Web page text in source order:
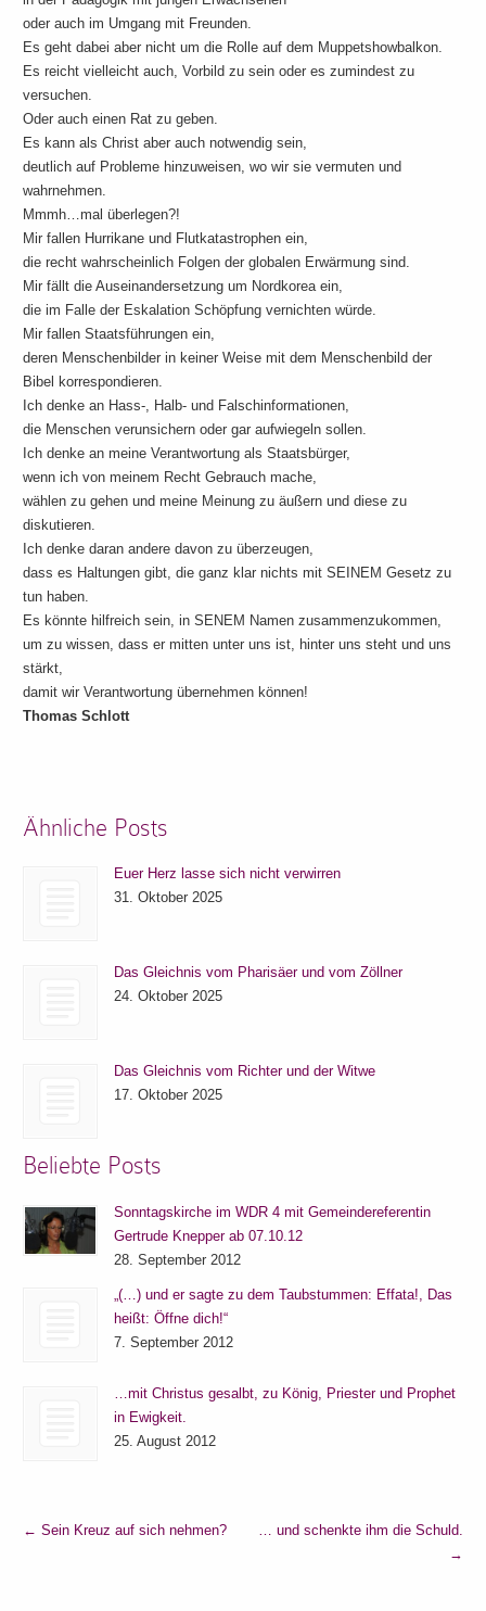
oder auch im Umgang mit Freunden.
Es geht dabei aber nicht um die Rolle auf dem Muppetshowbalkon.
Es reicht vielleicht auch, Vorbild zu sein oder es zumindest zu
versuchen.
Oder auch einen Rat zu geben.
Es kann als Christ aber auch notwendig sein,
deutlich auf Probleme hinzuweisen, wo wir sie vermuten und
wahrnehmen.
Mmmh…mal überlegen?!
Mir fallen Hurrikane und Flutkatastrophen ein,
die recht wahrscheinlich Folgen der globalen Erwärmung sind.
Mir fällt die Auseinandersetzung um Nordkorea ein,
die im Falle der Eskalation Schöpfung vernichten würde.
Mir fallen Staatsführungen ein,
deren Menschenbilder in keiner Weise mit dem Menschenbild der
Bibel korrespondieren.
Ich denke an Hass-, Halb- und Falschinformationen,
die Menschen verunsichern oder gar aufwiegeln sollen.
Ich denke an meine Verantwortung als Staatsbürger,
wenn ich von meinem Recht Gebrauch mache,
wählen zu gehen und meine Meinung zu äußern und diese zu
diskutieren.
Ich denke daran andere davon zu überzeugen,
dass es Haltungen gibt, die ganz klar nichts mit SEINEM Gesetz zu
tun haben.
Es könnte hilfreich sein, in SENEM Namen zusammenzukommen,
um zu wissen, dass er mitten unter uns ist, hinter uns steht und uns
stärkt,
damit wir Verantwortung übernehmen können!
Thomas Schlott
Ähnliche Posts
Euer Herz lasse sich nicht verwirren
31. Oktober 2025
Das Gleichnis vom Pharisäer und vom Zöllner
24. Oktober 2025
Das Gleichnis vom Richter und der Witwe
17. Oktober 2025
Beliebte Posts
Sonntagskirche im WDR 4 mit Gemeindereferentin
Gertrude Knepper ab 07.10.12
28. September 2012
„(…) und er sagte zu dem Taubstummen: Effata!, Das
heißt: Öffne dich!“
7. September 2012
…mit Christus gesalbt, zu König, Priester und Prophet
in Ewigkeit.
25. August 2012
← Sein Kreuz auf sich nehmen?
… und schenkte ihm die Schuld.
→